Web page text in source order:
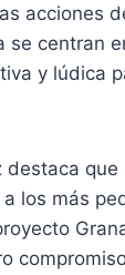
acciones
se centran
y lúdica
destaca
los más